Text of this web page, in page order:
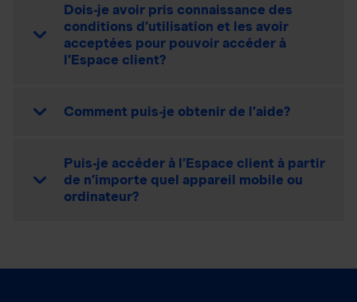
Dois-je avoir pris connaissance des
conditions d’utilisation et les avoir
acceptées pour pouvoir accéder à
l’Espace client?
Comment puis-je obtenir de l’aide?
Puis-je accéder à l’Espace client à partir
de n’importe quel appareil mobile ou
ordinateur?